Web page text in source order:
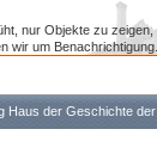
nur Objekte zu
wir um Benachrichtigung.
Haus der Geschichte